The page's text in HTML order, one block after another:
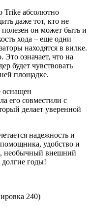
Trike абсолютно
даже тот, кто не
полезен он может быть и
хода – еще одни
находятся в вилке.
означает, что на
будет чувствовать
площадке.
оснащен
его совместили с
делает уверенной
надежность и
удобство и
необычный внешний
годы!
240)